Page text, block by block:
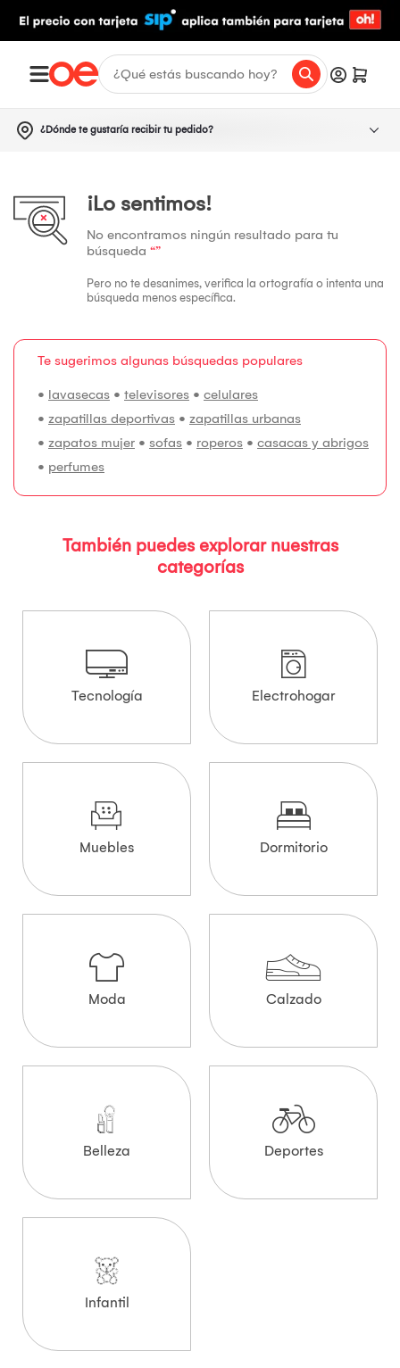
¿Dónde te gustaría recibir tu pedido?
¡Lo sentimos!
No encontramos ningún resultado para tu
búsqueda “”
Pero no te desanimes, verifica la ortografía o intenta una
búsqueda menos específica.
Te sugerimos algunas búsquedas populares
• lavasecas • televisores • celulares
• zapatillas deportivas • zapatillas urbanas
• zapatos mujer • sofas • roperos • casacas y abrigos
• perfumes
También puedes explorar nuestras
categorías
Tecnología Electrohogar
Muebles Dormitorio
Moda Calzado
Belleza Deportes
Infantil